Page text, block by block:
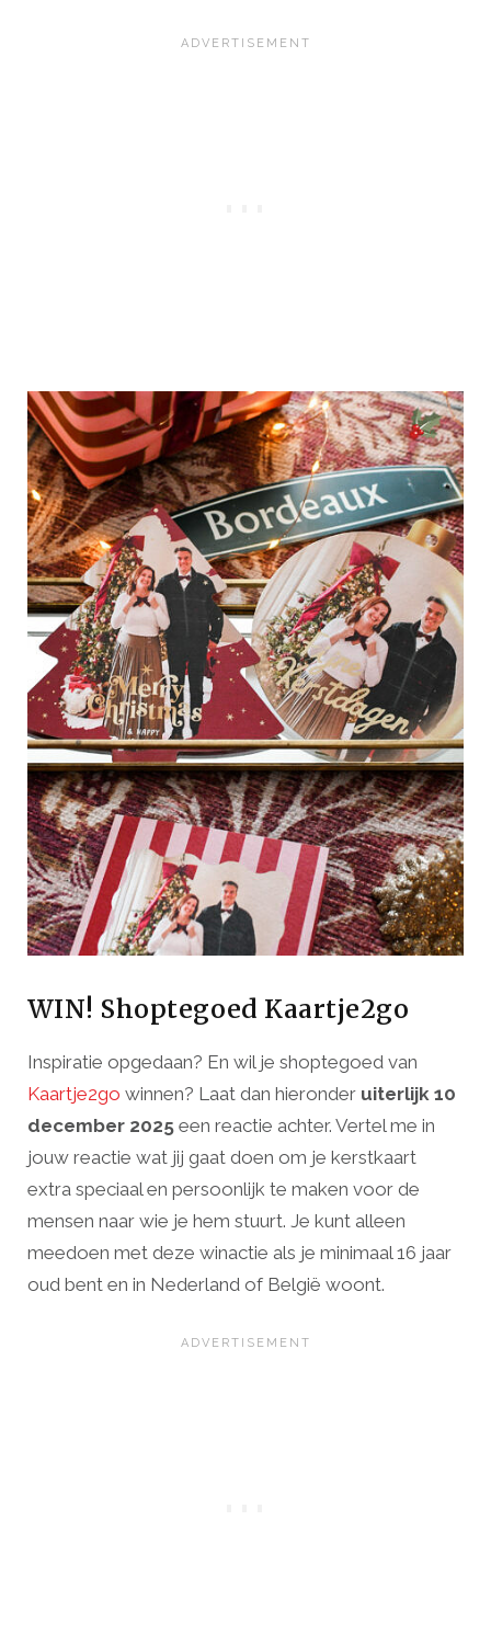
WIN! Shoptegoed Kaartje2go
Inspiratie opgedaan? En wil je shoptegoed van
Kaartje2go winnen? Laat dan hieronder uiterlijk 10
december 2025 een reactie achter. Vertel me in
jouw reactie wat jij gaat doen om je kerstkaart
extra speciaal en persoonlijk te maken voor de
mensen naar wie je hem stuurt. Je kunt alleen
meedoen met deze winactie als je minimaal 16 jaar
oud bent en in Nederland of België woont.